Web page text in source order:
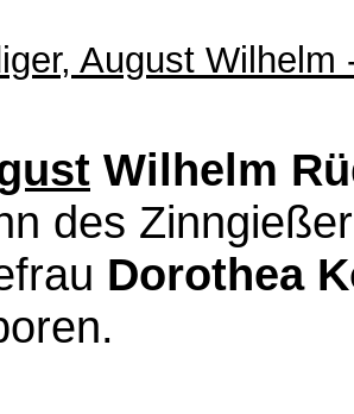
August Wilhelm
Wilhelm
des
Dorothea